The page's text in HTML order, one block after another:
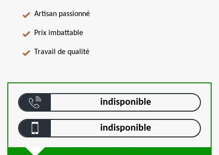
Artisan passionné
Prix imbattable
Travail de qualité
indisponible
indisponible